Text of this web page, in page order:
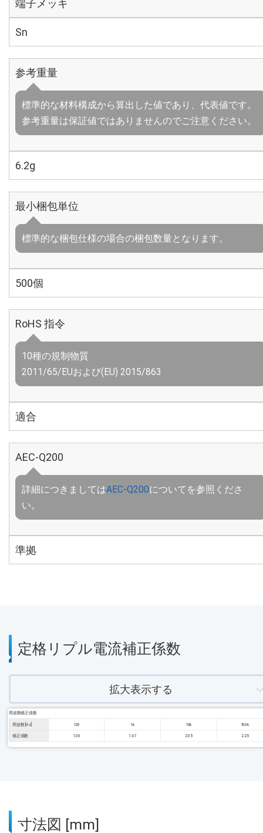
端子メッキ
Sn
参考重量
標準的な材料構成から算出した値であり、代表値です。
参考重量は保証値ではありませんのでご注意ください。
6.2g
最小梱包単位
標準的な梱包仕様の場合の梱包数量となります。
500個
RoHS 指令
10種の規制物質
2011/65/EUおよび(EU) 2015/863
適合
AEC-Q200
詳細につきましてはAEC-Q200についてを参照くださ
い。
準拠
定格リプル電流補正係数
拡大表示する
周波数補正係数
周波数 [Hz] 120 1k 10k 100k
補正係数 1.00 1.67 2.05 2.25
寸法図 [mm]